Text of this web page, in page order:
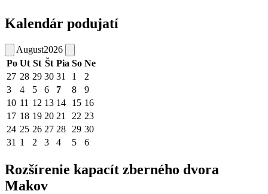
Kalendár podujatí
August2026
Po Ut St Št Pia So Ne
27 28 29 30 31 1
2
3
4 5 6 7 8
9
10 11 12 13 14 15 16
17 18 19 20 21 22 23
24 25 26 27 28 29 30
31 1 2 3 4 5 6
Rozšírenie kapacít zberného dvora
Makov